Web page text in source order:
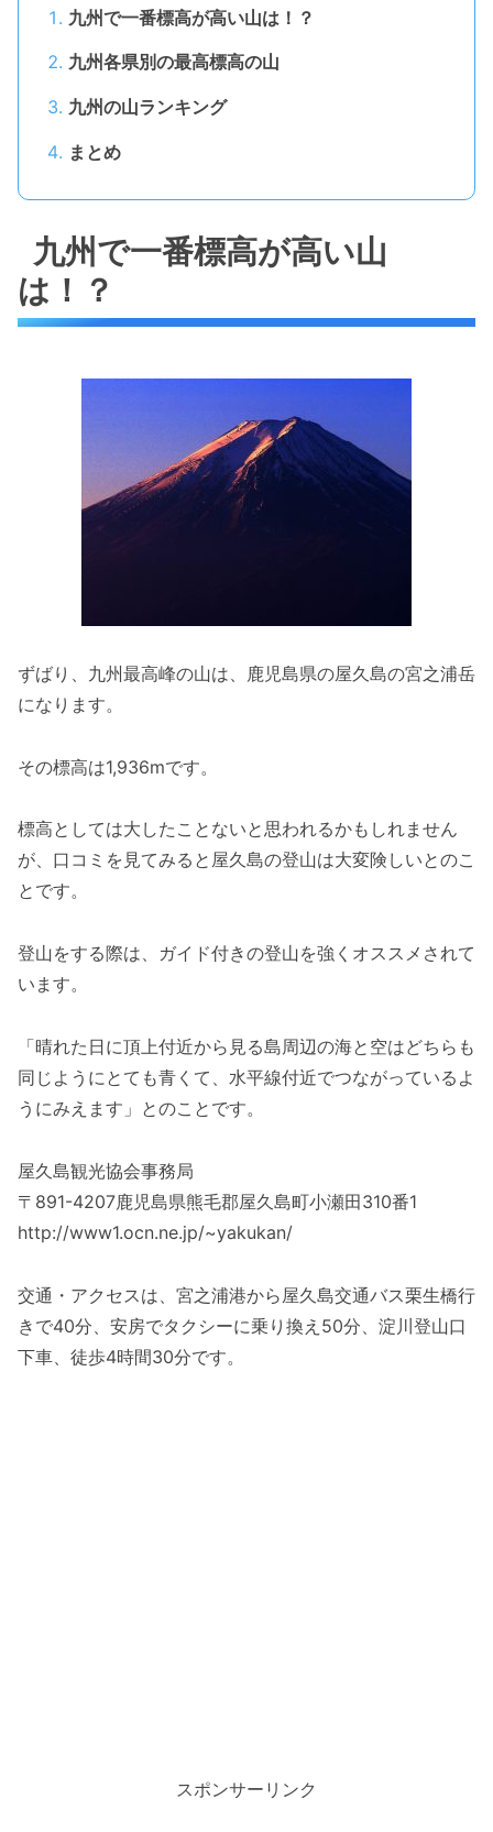
九州で一番標高が高い山は！？
九州各県別の最高標高の山
九州の山ランキング
まとめ
九州で一番標高が高い山
は！？
ずばり、九州最高峰の山は、鹿児島県の屋久島の宮之浦岳
になります。
その標高は1,936mです。
標高としては大したことないと思われるかもしれません
が、口コミを見てみると屋久島の登山は大変険しいとのこ
とです。
登山をする際は、ガイド付きの登山を強くオススメされて
います。
「晴れた日に頂上付近から見る島周辺の海と空はどちらも
同じようにとても青くて、水平線付近でつながっているよ
うにみえます」とのことです。
屋久島観光協会事務局
〒891-4207鹿児島県熊毛郡屋久島町小瀬田310番1
http://www1.ocn.ne.jp/~yakukan/
交通・アクセスは、宮之浦港から屋久島交通バス栗生橋行
きで40分、安房でタクシーに乗り換え50分、淀川登山口
下車、徒歩4時間30分です。
スポンサーリンク